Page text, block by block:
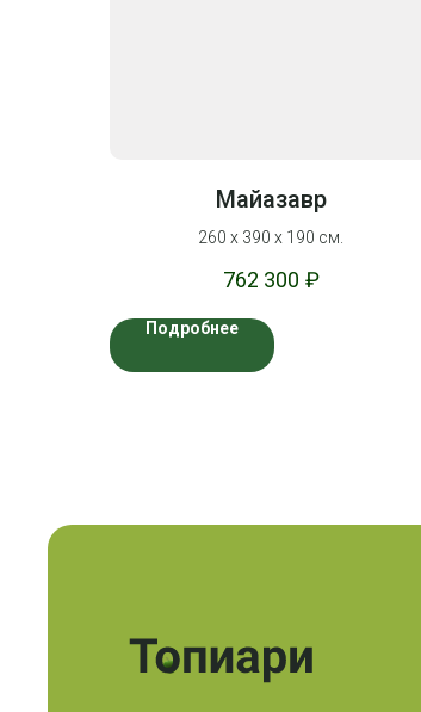
Майазавр
260 х 390 х 190 см.
762 300 ₽
Подробнее